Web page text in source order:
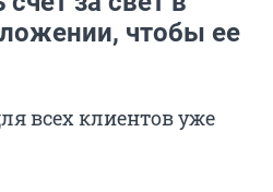
чтобы ее
всех клиентов уже